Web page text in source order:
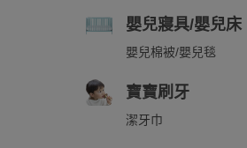
嬰兒寢具/嬰兒床
嬰兒棉被/嬰兒毯
寶寶刷牙
潔牙巾